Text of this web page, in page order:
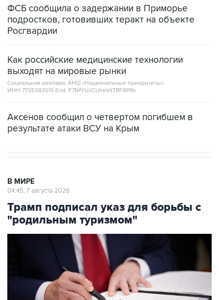
ФСБ сообщила о задержании в Приморье
подростков, готовивших теракт на объекте
Росгвардии
Как российские медицинские технологии
выходят на мировые рынки
Социальная реклама, АНО «Национальные приоритеты».
ИНН 7725383515 Erid: F7NfYUJCUneVdTRF8PRs
Аксенов сообщил о четвертом погибшем в
результате атаки ВСУ на Крым
В МИРЕ
04:45, 7 августа 2026
Трамп подписал указ для борьбы с
"родильным туризмом"